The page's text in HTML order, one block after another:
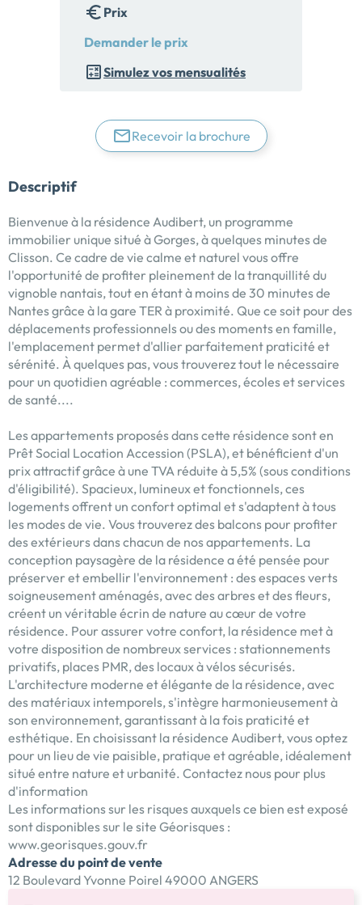
Prix
Demander le prix
Simulez vos mensualités
Recevoir la brochure
Descriptif
Bienvenue à la résidence Audibert, un programme
immobilier unique situé à Gorges, à quelques minutes de
Clisson. Ce cadre de vie calme et naturel vous offre
l'opportunité de profiter pleinement de la tranquillité du
vignoble nantais, tout en étant à moins de 30 minutes de
Nantes grâce à la gare TER à proximité. Que ce soit pour des
déplacements professionnels ou des moments en famille,
l'emplacement permet d'allier parfaitement praticité et
sérénité. À quelques pas, vous trouverez tout le nécessaire
pour un quotidien agréable : commerces, écoles et services
de santé....
Les appartements proposés dans cette résidence sont en
Prêt Social Location Accession (PSLA), et bénéficient d'un
prix attractif grâce à une TVA réduite à 5,5% (sous conditions
d'éligibilité). Spacieux, lumineux et fonctionnels, ces
logements offrent un confort optimal et s'adaptent à tous
les modes de vie. Vous trouverez des balcons pour profiter
des extérieurs dans chacun de nos appartements. La
conception paysagère de la résidence a été pensée pour
préserver et embellir l'environnement : des espaces verts
soigneusement aménagés, avec des arbres et des fleurs,
créent un véritable écrin de nature au cœur de votre
résidence. Pour assurer votre confort, la résidence met à
votre disposition de nombreux services : stationnements
privatifs, places PMR, des locaux à vélos sécurisés.
L'architecture moderne et élégante de la résidence, avec
des matériaux intemporels, s'intègre harmonieusement à
son environnement, garantissant à la fois praticité et
esthétique. En choisissant la résidence Audibert, vous optez
pour un lieu de vie paisible, pratique et agréable, idéalement
situé entre nature et urbanité. Contactez nous pour plus
d'information
Les informations sur les risques auxquels ce bien est exposé
sont disponibles sur le site Géorisques :
www.georisques.gouv.fr
Adresse du point de vente
12 Boulevard Yvonne Poirel 49000 ANGERS